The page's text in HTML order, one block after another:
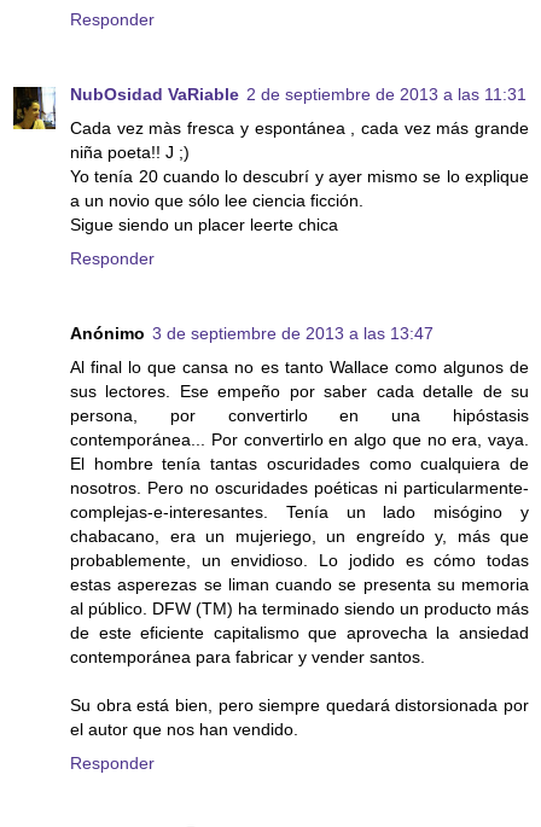
Responder
NubOsidad VaRiable 2 de septiembre de 2013 a las 11:31
Cada vez màs fresca y espontánea , cada vez más grande
niña poeta!! J ;)
Yo tenía 20 cuando lo descubrí y ayer mismo se lo explique
a un novio que sólo lee ciencia ficción.
Sigue siendo un placer leerte chica
Responder
Anónimo 3 de septiembre de 2013 a las 13:47
Al final lo que cansa no es tanto Wallace como algunos de
sus lectores. Ese empeño por saber cada detalle de su
persona, por convertirlo en una hipóstasis
contemporánea... Por convertirlo en algo que no era, vaya.
El hombre tenía tantas oscuridades como cualquiera de
nosotros. Pero no oscuridades poéticas ni particularmente-
complejas-e-interesantes. Tenía un lado misógino y
chabacano, era un mujeriego, un engreído y, más que
probablemente, un envidioso. Lo jodido es cómo todas
estas asperezas se liman cuando se presenta su memoria
al público. DFW (TM) ha terminado siendo un producto más
de este eficiente capitalismo que aprovecha la ansiedad
contemporánea para fabricar y vender santos.
Su obra está bien, pero siempre quedará distorsionada por
el autor que nos han vendido.
Responder